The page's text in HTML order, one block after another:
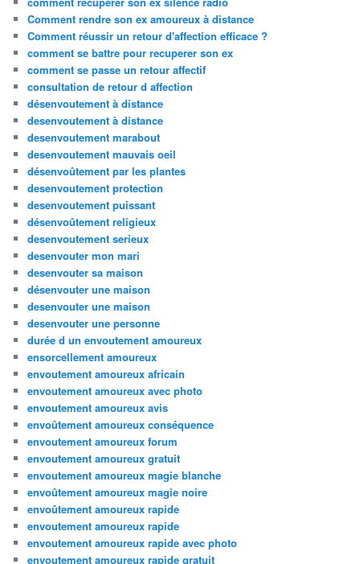
Comment rendre son ex amoureux à distance
Comment réussir un retour d'affection efficace ?
comment se battre pour recuperer son ex
comment se passe un retour affectif
consultation de retour d affection
désenvoutement à distance
desenvoutement à distance
desenvoutement marabout
desenvoutement mauvais oeil
désenvoûtement par les plantes
desenvoutement protection
desenvoutement puissant
désenvoûtement religieux
desenvoutement serieux
desenvouter mon mari
desenvouter sa maison
désenvouter une maison
desenvouter une maison
desenvouter une personne
durée d un envoutement amoureux
ensorcellement amoureux
envoutement amoureux africain
envoutement amoureux avec photo
envoutement amoureux avis
envoûtement amoureux conséquence
envoutement amoureux forum
envoutement amoureux gratuit
envoutement amoureux magie blanche
envoûtement amoureux magie noire
envoûtement amoureux rapide
envoutement amoureux rapide
envoutement amoureux rapide avec photo
envoutement amoureux rapide gratuit